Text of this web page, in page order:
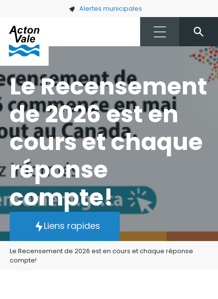
Skip to main content Alertes municipales
Le Recensement
de 2026 est en
cours et chaque
réponse
compte!
Liens rapides
Le Recensement de 2026 est en cours et chaque réponse
compte!